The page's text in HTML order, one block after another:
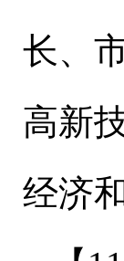
长、
高新
经济